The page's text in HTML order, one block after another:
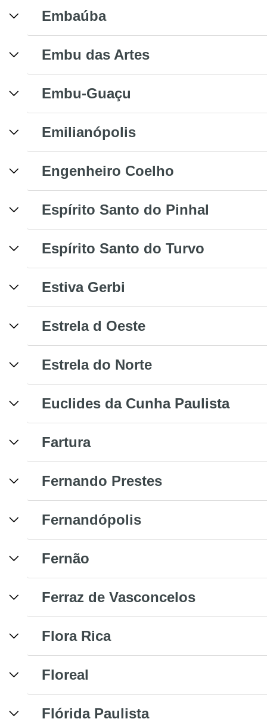
Embaúba
Embu das Artes
Embu-Guaçu
Emilianópolis
Engenheiro Coelho
Espírito Santo do Pinhal
Espírito Santo do Turvo
Estiva Gerbi
Estrela d Oeste
Estrela do Norte
Euclides da Cunha Paulista
Fartura
Fernando Prestes
Fernandópolis
Fernão
Ferraz de Vasconcelos
Flora Rica
Floreal
Flórida Paulista